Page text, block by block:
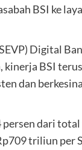
BSI ke
Digital
kinerja BSI
dan
dari
triliun per